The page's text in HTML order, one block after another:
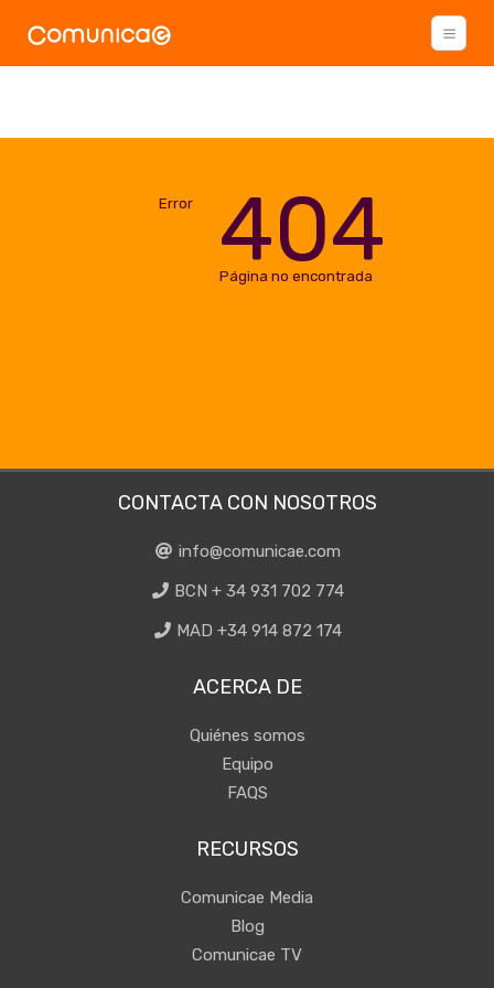
Error 404
Página no encontrada
CONTACTA CON NOSOTROS
info@comunicae.com
BCN + 34 931 702 774
MAD +34 914 872 174
ACERCA DE
Quiénes somos
Equipo
FAQS
RECURSOS
Comunicae Media
Blog
Comunicae TV